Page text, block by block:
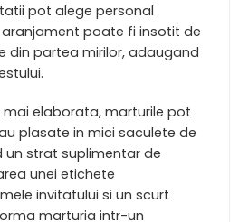
pot alege personal
poate fi insotit de
din partea mirilor, adaugand
mai elaborata, marturile pot
plasate in mici saculete de
strat suplimentar de
unei etichete
invitatului si un scurt
marturia intr-un